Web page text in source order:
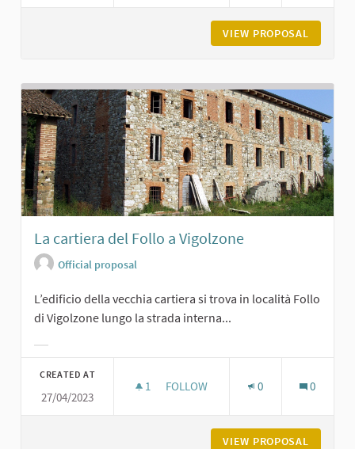
VIEW PROPOSAL
La cartiera del Follo a Vigolzone
Official proposal
L’edificio della vecchia cartiera si trova in località Follo
di Vigolzone lungo la strada interna...
CREATED AT
27/04/2023
1 1 FOLLOWER
FOLLOW 0 0
VIEW PROPOSAL